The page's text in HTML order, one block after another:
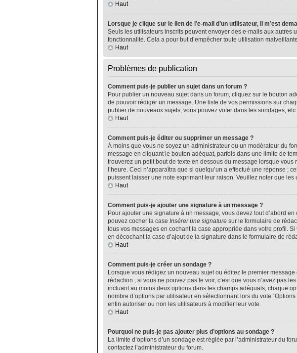
Haut
Lorsque je clique sur le lien de l’e-mail d’un utilisateur, il m’est
Seuls les utilisateurs inscrits peuvent envoyer des e-mails aux autres
fonctionnalité. Cela a pour but d’empêcher toute utilisation
Haut
Problèmes de publication
Comment puis-je publier un sujet dans un forum ?
Pour publier un nouveau sujet dans un forum, cliquez sur le bouton
de pouvoir rédiger un message. Une liste de vos permissions sur
publier de nouveaux sujets, vous pouvez voter dans les sondages, etc.
Haut
Comment puis-je éditer ou supprimer un message ?
À moins que vous ne soyez un administrateur ou un modérateur du
message en cliquant le bouton adéquat, parfois dans une limite de
trouverez un petit bout de texte en dessous du message lorsque
l’heure. Ceci n’apparaîtra que si quelqu’un a effectué une réponse ;
puissent laisser une note exprimant leur raison. Veuillez noter que
Haut
Comment puis-je ajouter une signature à un message ?
Pour ajouter une signature à un message, vous devez tout d’abord
pouvez cocher la case Insérer une signature sur le formulaire de
tous vos messages en cochant la case appropriée dans votre profil.
en décochant la case d’ajout de la signature dans le formulaire de
Haut
Comment puis-je créer un sondage ?
Lorsque vous rédigez un nouveau sujet ou éditez le premier
rédaction ; si vous ne pouvez pas le voir, c’est que vous n’avez pas
incluant au moins deux options dans les champs adéquats, chaque
nombre d’options par utilisateur en sélectionnant lors du vote
enfin autoriser ou non les utilisateurs à modifier leur vote.
Haut
Pourquoi ne puis-je pas ajouter plus d’options au sondage ?
La limite d’options d’un sondage est réglée par l’administrateur du
contactez l’administrateur du forum.